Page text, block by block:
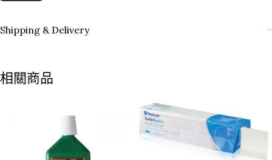
Shipping & Delivery
相關商品